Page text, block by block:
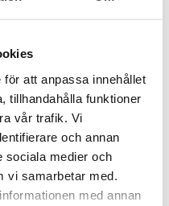
att anpassa innehållet
tillhandahålla funktioner
vår trafik. Vi
och annan
sociala medier och
vi samarbetar med.
med annan